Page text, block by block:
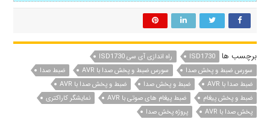
برچسب ها ISD1730
راه اندازی آی سی ISD1730
سورس ضبط و پخش صدا
سورس ضبط و پخش صدا با AVR
ضبط صدا
ضبط صدا با AVR
ضبط و پخش صدا
ضبط و پخش صدا با AVR
ضبط و پخش پیغام
ضبط پیغام های صوتی با AVR
نمایشگر کاراکتری
پخش صدا با AVR
پروژه پخش صدا